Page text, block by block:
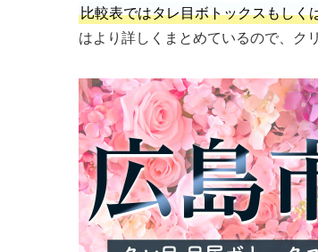
比較表ではタレ目ボトックスもしく
はより詳しくまとめているので、ク